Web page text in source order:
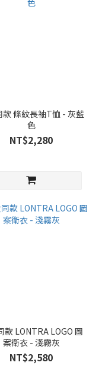
款 條紋長袖T恤 - 灰藍
色
NT$2,280
款 LONTRA LOGO 圖
案衛衣 - 淺霧灰
NT$2,580